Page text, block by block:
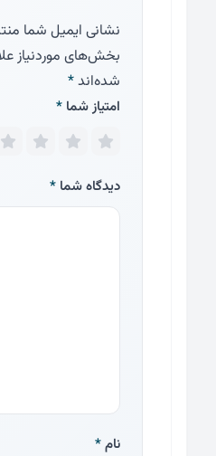
نشانی ایمیل شما
بخش‌های موردنیاز
شده‌اند*
امتیاز شما *
دیدگاه شما *
نام*